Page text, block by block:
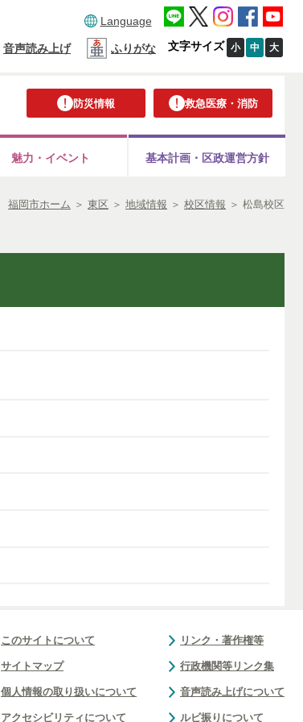
Language
音声読み上げ ふりがな 文字サイズ 小 中 大
防災情報 救急医療・消防
魅力・イベント 基本計画・ 区政運営方針
福岡市ホーム ＞ 東区 ＞ 地域情報 ＞ 校区情報 ＞ 松島校区
このサイトについて
サイトマップ
個人情報の取り扱いについて
アクセシビリティについて
リンク・著作権等
行政機関等リンク集
音声読み上げについて
ルビ振りについて